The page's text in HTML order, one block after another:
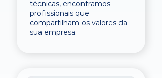
técnicas, encontramos
profissionais que
compartilham os valores da
sua empresa.